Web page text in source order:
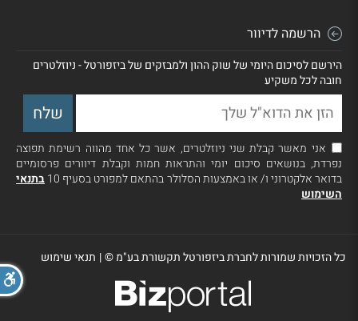
הרשמה לדיוור
הירשם לסיכום היומי של שוק ההון ולמבזקים של ביזפורטל - ניוזלטרים
חובה לכל משקיע
אני מאשר קבלת שני ניוזלטרים, אשר כל אחד מהווה רשימת תפוצה
נפרדת, בנושאים סיכום יומי והתראות חמות וקבלת דיוורים פרסומיים
בדואר אלקטרוני ו/ או באמצעות הסלולר בהתאם למפורט בסעיף 10
בתנאי
השימוש
כל הזכויות שמורות לחברת ביזפורטל תקשורת בע"מ ©| תנאי שימוש